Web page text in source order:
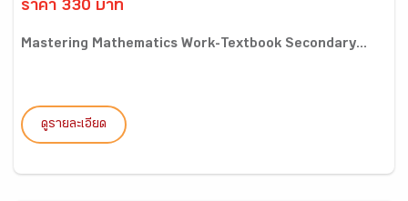
ราคา 330 บาท
Mastering Mathematics Work-Textbook Secondary...
ดูรายละเอียด